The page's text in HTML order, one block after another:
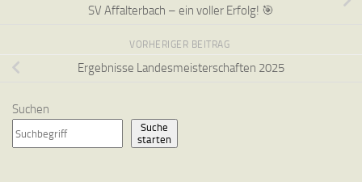
SV Affalterbach – ein voller Erfolg! 🎯
VORHERIGER BEITRAG
Ergebnisse Landesmeisterschaften 2025
Suchen
Suche
starten